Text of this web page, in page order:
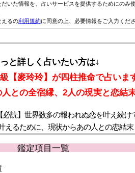
いた情報を、占いサービスを提供するためにのみ
えるの利用規約に同意の上、必要情報をご入力くださ
と詳しく占いたい方は↓
【麥玲玲】が四柱推命で占いま
との全宿縁、2人の現実と恋結
読】世界数多の報われぬ恋を叶え続け
るために、現状からあの人との恋結末
鑑定項目一覧